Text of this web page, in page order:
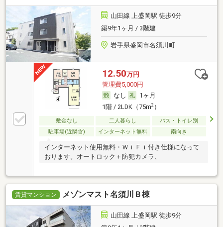
山田線 上盛岡駅 徒歩9分
築9年1ヶ月 / 3階建
岩手県盛岡市名須川町
12.50万円
管理費5,000円
なし
1ヶ月
1階 / 2LDK（75m2）
敷金なし 二人暮らし
バス・トイレ別
駐車場(近隣含)
インターネット無料 南向き
インターネット使用無料・ＷｉＦｉ付き仕様になって
おります。オートロック＋防犯カメラ、
賃貸マンション メゾンマスト名須川Ｂ棟
山田線 上盛岡駅 徒歩9分